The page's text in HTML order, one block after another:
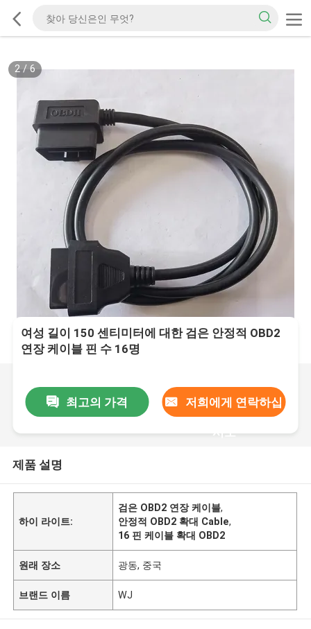
2/ 6
여성 길이 150 센티미터에 대한 검은 안정적 OBD2
연장 케이블 핀 수 16명
최고의 가격 저희에게 연락하십
시오
제품 설명
하이 라이트:
검은 OBD2 연장 케이블,
안정적 OBD2 확대 Cable,
16 핀 케이블 확대 OBD2
원래 장소 광동, 중국
브랜드 이름 WJ